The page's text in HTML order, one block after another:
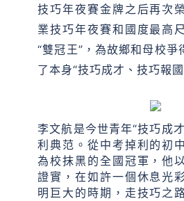
技巧年夜賽金牌之后再次
業技巧年夜賽和國度最高
“雙冠王”，為故鄉和母校爭
了本身“技巧成才、技巧報
李文航是今世青年“技巧成
利典范。從中考掉利的初
為校抹黑的全國冠軍，他
證實，在如許一個休息光
明巨大的時期，走技巧之